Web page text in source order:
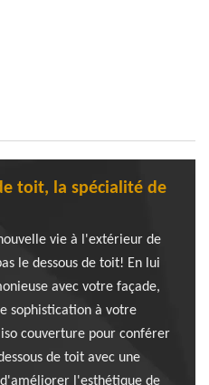
toit, la spécialité de
vie à l'extérieur de
le dessous de toit! En lui
avec votre façade,
sophistication à votre
couverture pour conférer
de toit avec une
l'esthétique de